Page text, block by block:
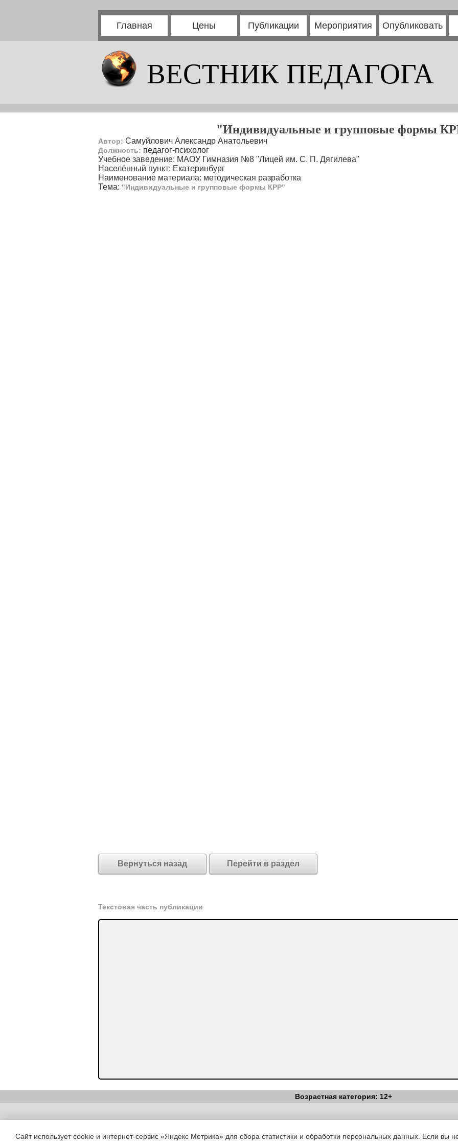
Главная Цены Публикации Мероприятия Опубликовать
ВЕСТНИК ПЕДАГОГА
"Индивидуальные и групповые формы
Автор: Самуйлович Александр Анатольевич
Должность: педагог-психолог
Учебное заведение: МАОУ Гимназия №8 "Лицей им. С. П. Дягилева"
Населённый пункт: Екатеринбург
Наименование материала: методическая разработка
Тема: "Индивидуальные и групповые формы КРР"
Вернуться назад Перейти в раздел
Текстовая часть публикации
Возрастная категория: 12+
Copyright (c) |Вестник Педагога|Об издании|Условия|Политика
Сайт использует cookie и интернет-сервис «Яндекс Метрика» для сбора статистики и обработки персональных данных. Если вы